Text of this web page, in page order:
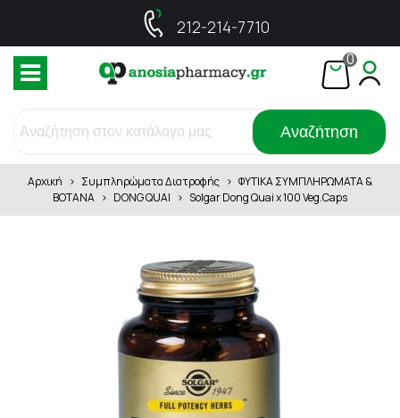
212-214-7710
0
Αναζήτηση
Αρχική > Συμπληρώματα Διατροφής > ΦΥΤΙΚΑ ΣΥΜΠΛΗΡΩΜΑΤΑ &
ΒΟΤΑΝΑ > DONG QUAI > Solgar Dong Quai x 100 Veg.Caps